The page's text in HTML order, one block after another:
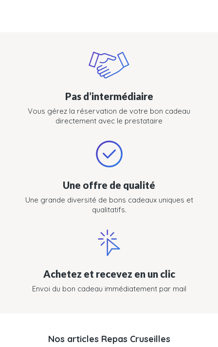
Pas d’intermédiaire
Vous gérez la réservation de votre bon cadeau
directement avec le prestataire
Une offre de qualité
Une grande diversité de bons cadeaux uniques et
qualitatifs.
Achetez et recevez en un clic
Envoi du bon cadeau immédiatement par mail
Nos articles Repas Cruseilles